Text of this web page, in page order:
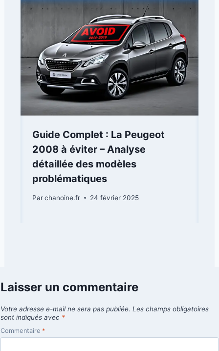
Guide Complet : La Peugeot
2008 à éviter – Analyse
détaillée des modèles
problématiques
Parchanoine.fr 24 février 2025
Laisser un commentaire
Votre adresse e-mail ne sera pas publiée. Les champs obligatoires
sont indiqués avec *
Commentaire *